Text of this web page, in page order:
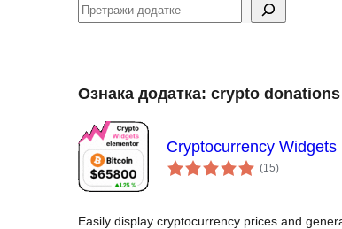
Претрага
Ознака додатка: crypto donations
Cryptocurrency
(15укупних
оцена
)
Easily display cryptocurrency prices and